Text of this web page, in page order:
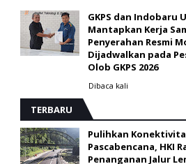
GKPS dan Indobaru
Mantapkan Kerja
Penyerahan Resmi
Dijadwalkan pada
Olob GKPS 2026 ‎
Dibaca kali
TERBARU
Pulihkan
Pascabencana, HKI
Penanganan Jalur